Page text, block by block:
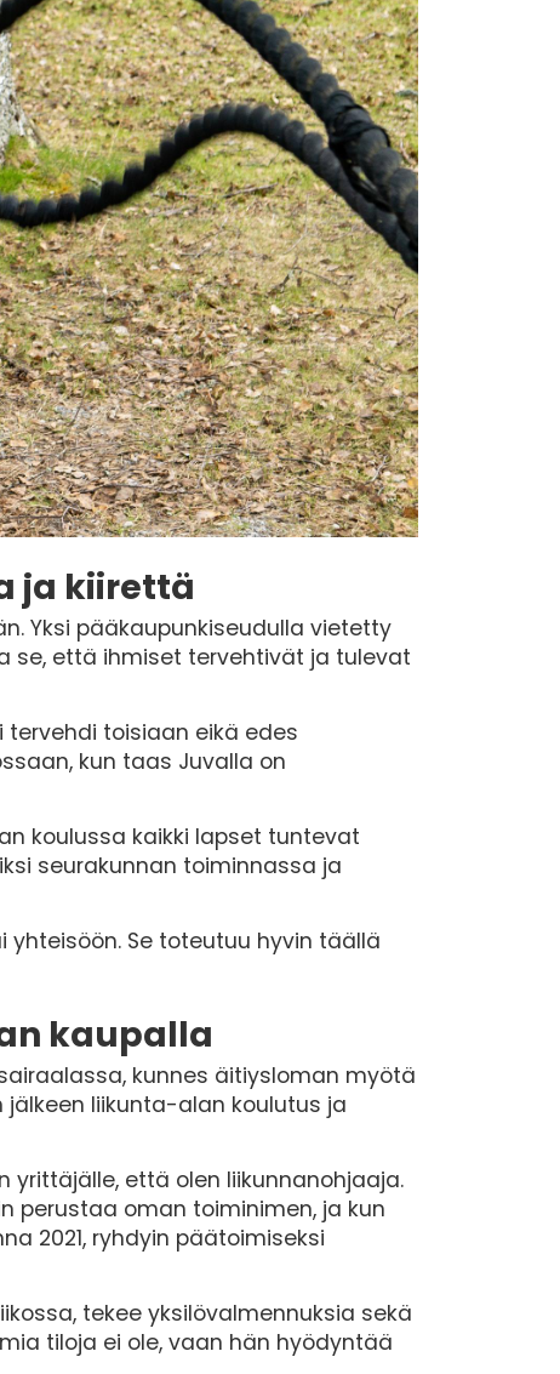
ja kiirettä
Yksi pääkaupunkiseudulla vietetty
se, että ihmiset tervehtivät ja tulevat
tervehdi toisiaan eikä edes
kun taas Juvalla on
koulussa kaikki lapset tuntevat
seurakunnan toiminnassa ja
yhteisöön. Se toteutuu hyvin täällä
kaupalla
kunnes äitiysloman myötä
liikunta-alan koulutus ja
yrittäjälle, että olen liikunnanohjaaja.
perustaa oman toiminimen, ja kun
2021, ryhdyin päätoimiseksi
tekee yksilövalmennuksia sekä
tiloja ei ole, vaan hän hyödyntää